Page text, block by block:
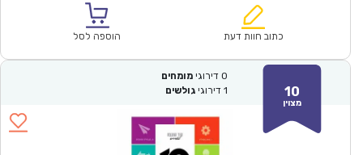
₪61.00.
הוא:
כתוב חוות דעת הוספה לסל
10
מצוין
0 דירוגי מומחים
1 דירוגי גולשים